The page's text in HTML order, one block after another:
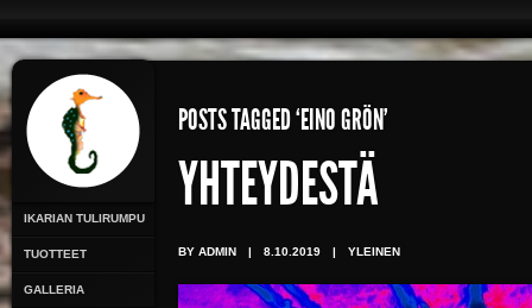
IKARIAN TULIRUMPU
TUOTTEET
GALLERIA
POSTS TAGGED ‘EINO GRÖN’
YHTEYDESTÄ
BY ADMIN | 8.10.2019 | YLEINEN